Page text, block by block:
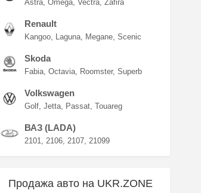
Astra Omega Vectra Zafira
Renault
Kangoo Laguna Megane Scenic
Skoda
Fabia Octavia Roomster Superb
Volkswagen
Golf Jetta Passat Touareg
ВАЗ (LADA)
2101 2106 2107 21099
Продажа авто на UKR.ZONE